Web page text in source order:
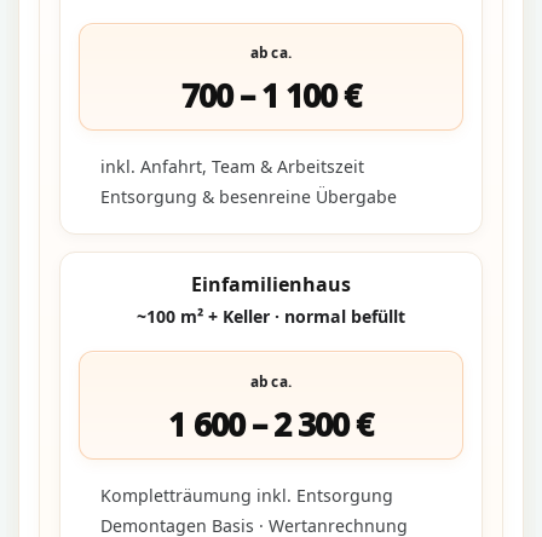
ab ca.
700 – 1 100 €
inkl. Anfahrt, Team & Arbeitszeit
Entsorgung & besenreine Übergabe
Einfamilienhaus
~100 m² + Keller · normal befüllt
ab ca.
1 600 – 2 300 €
Kompletträumung inkl. Entsorgung
Demontagen Basis · Wertanrechnung